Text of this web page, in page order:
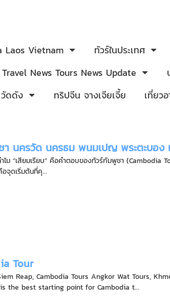
Laos Vietnam ทัวร์ในประเทศ
Travel News Tours News Update
ดดัง ทริปจีน จางเจียเจี้ย เที่ยว
นครวัด นครธม พนมเปญ พระตะบอง
ไม “เสียมเรียบ” คือคำตอบของทัวร์กัมพูชา (Cambodia
จุดเริ่มต้นที่คุ...
Tour
Reap, Cambodia Tours Angkor Wat Tours,
the best starting point for Cambodia t...